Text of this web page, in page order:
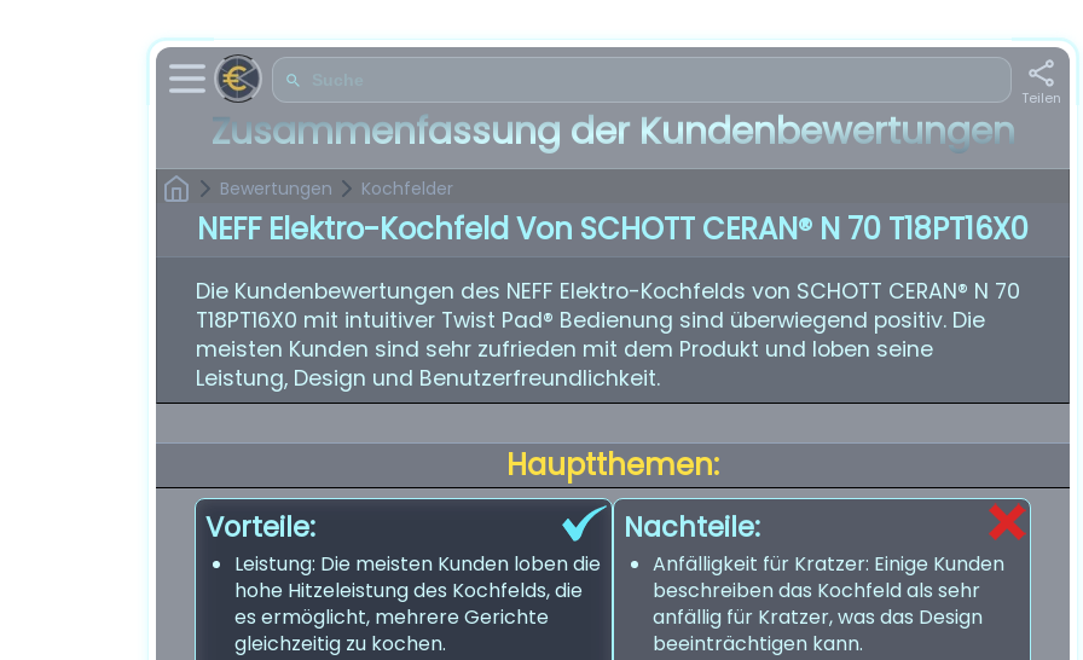
Teilen
Zusammenfassung der Kundenbewertungen
Bewertungen Kochfelder
NEFF Elektro-Kochfeld Von SCHOTT CERAN® N 70 T18PT16X0
Die Kundenbewertungen des NEFF Elektro-Kochfelds von SCHOTT CERAN® N 70
T18PT16X0 mit intuitiver Twist Pad® Bedienung sind überwiegend positiv. Die
meisten Kunden sind sehr zufrieden mit dem Produkt und loben seine
Leistung, Design und Benutzerfreundlichkeit.
Hauptthemen:
Vorteile:
Leistung: Die meisten Kunden loben die
hohe Hitzeleistung des Kochfelds, die
es ermöglicht, mehrere Gerichte
gleichzeitig zu kochen.
Nachteile:
Anfälligkeit für Kratzer: Einige Kunden
beschreiben das Kochfeld als sehr
anfällig für Kratzer, was das Design
beeinträchtigen kann.